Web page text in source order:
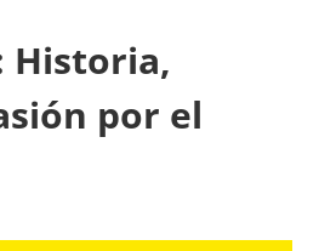
Historia,
por el